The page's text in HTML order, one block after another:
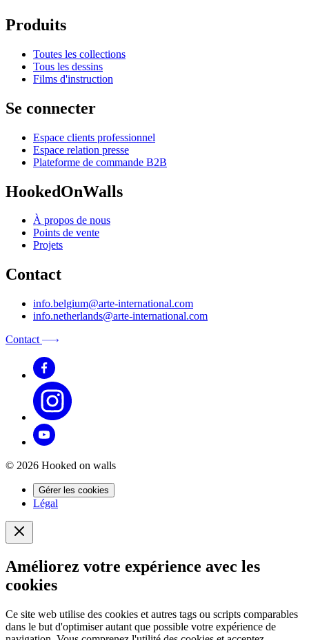
Produits
Toutes les collections
Tous les dessins
Films d'instruction
Se connecter
Espace clients professionnel
Espace relation presse
Plateforme de commande B2B
HookedOnWalls
À propos de nous
Points de vente
Projets
Contact
info.belgium@arte-international.com
info.netherlands@arte-international.com
Contact
© 2026 Hooked on walls
Gérer les cookies
Légal
Améliorez votre expérience avec les
cookies
Ce site web utilise des cookies et autres tags ou scripts comparables
dans le but d'optimiser autant que possible votre expérience de